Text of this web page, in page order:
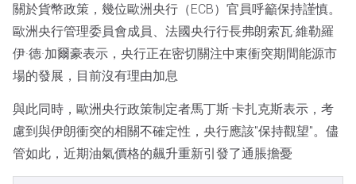
關於貨幣政策，幾位歐洲央行（ECB）官員呼籲保持謹慎。
歐洲央行管理委員會成員、法國央行行長弗朗索瓦·維勒羅
伊·德·加爾豪表示，央行正在密切關注中東衝突期間能源市
場的發展，目前沒有理由加息
與此同時，歐洲央行政策制定者馬丁斯·卡扎克斯表示，考
慮到與伊朗衝突的相關不確定性，央行應該"保持觀望"。儘
管如此，近期油氣價格的飆升重新引發了通脹擔憂